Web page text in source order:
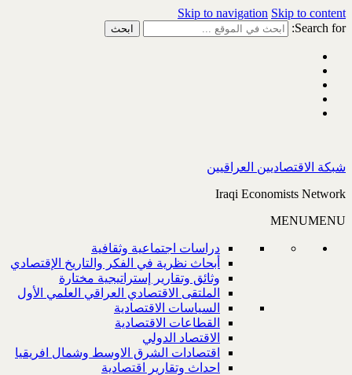
Skip to navigation Skip to content
Search for:
شبكة الاقتصاديين العراقيين
Iraqi Economists Network
MENUMENU
دراسات اجتماعية وثقافية
أبحاث نظرية في الفكر والتاريخ الإقتصادي
وثائق وتقارير إستراتيجية مختارة
الملتقى الاقتصادي العراقي العلمي الأول
السياسات الاقتصادية
القطاعات الاقتصادية
الاقتصاد الدولي
اقتصادات الشرق الاوسط وشمال افريقيا
احداث وتقارير اقتصادية